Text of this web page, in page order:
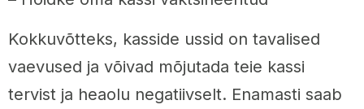
Kokkuvõtteks, kasside ussid on tavalised
vaevused ja võivad mõjutada teie kassi
tervist ja heaolu negatiivselt. Enamasti saab